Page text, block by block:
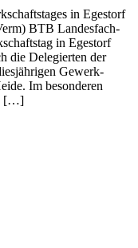
in Egestorf
BTB Landes­fach­
in Egestorf
die Dele­gierten der
Gewerk­
Im beson­deren
[…]